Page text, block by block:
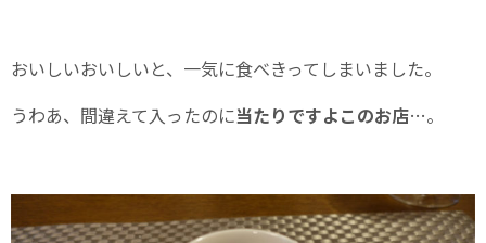
おいしいおいしいと、一気に食べきってしまいました。
うわあ、間違えて入ったのに当たりですよこのお店…。